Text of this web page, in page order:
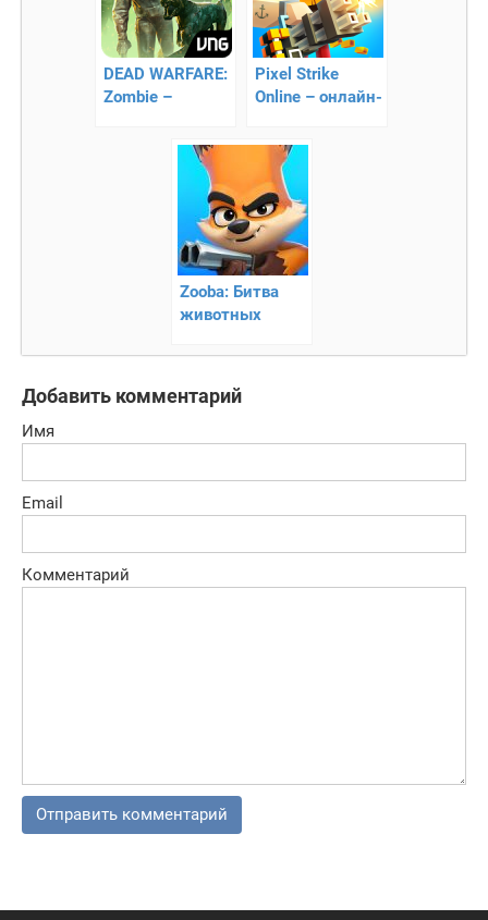
DEAD WARFARE:
Zombie –
борьба с зомби
Pixel Strike
Online – онлайн-
Zooba: Битва
животных
Добавить комментарий
Имя
Email
Комментарий